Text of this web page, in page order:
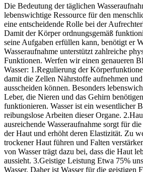
Die Bedeutung der täglichen
lebenswichtige Ressource für den
eine entscheidende Rolle bei der
Damit der Körper ordnungsgemäß
seine Aufgaben erfüllen kann, benötigt er
Wasseraufnahme unterstützt zahlreiche
Funktionen. Werfen wir einen genaueren
Wasser: 1.Regulierung der
damit die Zellen Nährstoffe aufnehmen
ausscheiden können. Besonders
Leber, die Nieren und das Gehirn
funktionieren. Wasser ist ein wesentlicher
reibungslose Arbeiten dieser Organe.
ausreichende Wasseraufnahme sorgt für
der Haut und erhöht deren Elastizität. Zu
trockener Haut führen und Falten
von Wasser trägt dazu bei, dass die Haut
aussieht. 3.Geistige Leistung Etwa 75%
Wasser. Daher ist Wasser für die geistigen